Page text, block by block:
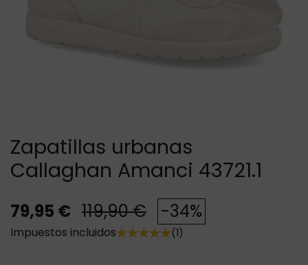
Zapatillas urbanas
Callaghan Amanci 43721.1
79,95 € 119,90 € -34%
Impuestos incluidos (1)